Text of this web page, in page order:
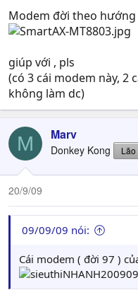
Modem đời theo hướng
giúp với , pls
(có 3 cái modem này, 2
không làm dc)
M Marv
Donkey Kong Lão
20/9/09
09/09/09 nói:
Cái modem ( đời 97 )